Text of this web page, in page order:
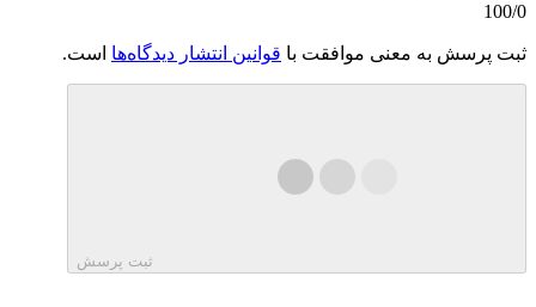
100/0
ثبت پرسش به معنی موافقت با قوانین انتشار دیدگاه‌ها است.
ثبت پرسش